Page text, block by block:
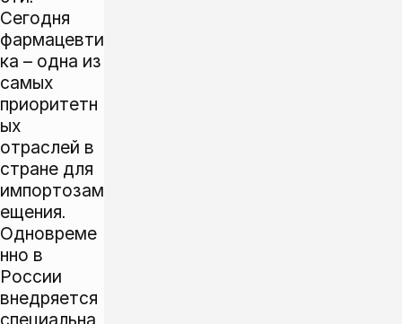
Сегодня
фармацевти
ка – одна из
самых
приоритетн
ых
отраслей в
стране для
импортозам
ещения.
Одновреме
нно в
России
внедряется
специальна